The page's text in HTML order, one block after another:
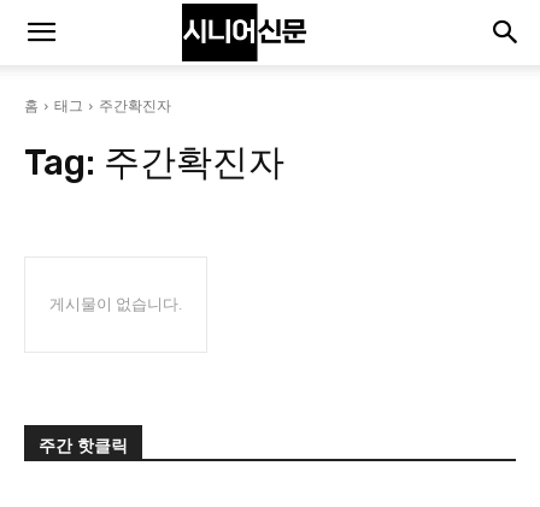
홈 태그 주간확진자
Tag: 주간확진자
게시물이 없습니다.
주간 핫클릭